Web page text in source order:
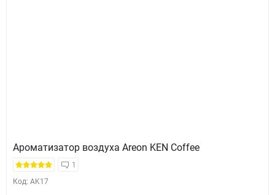
Ароматизатор воздуха Areon KEN Coffee
1
Код: AK17